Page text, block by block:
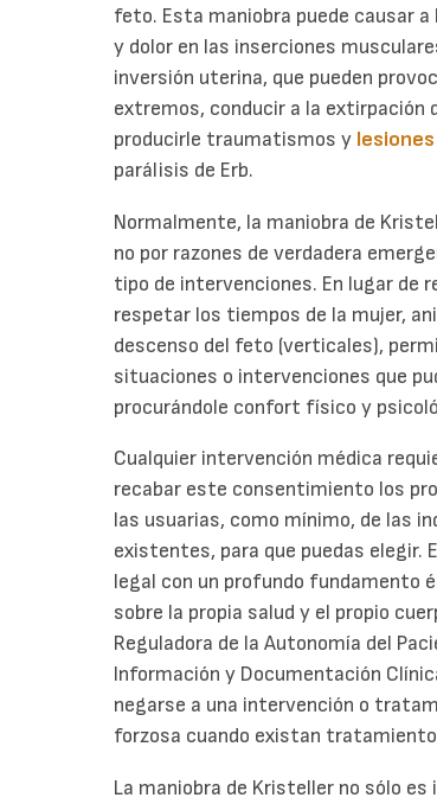
feto. Esta maniobra puede causar
y dolor en las inserciones
inversión uterina, que pueden
extremos, conducir a la extirpación
producirle traumatismos y
parálisis de Erb.
Normalmente, la maniobra de
no por razones de verdadera
tipo de intervenciones. En lugar de
respetar los tiempos de la mujer,
descenso del feto (verticales),
situaciones o intervenciones que
procurándole confort físico y
Cualquier intervención médica
recabar este consentimiento los
las usuarias, como mínimo, de las
existentes, para que puedas
legal con un profundo fundamento
sobre la propia salud y el propio
Reguladora de la Autonomía del
Información y Documentación
negarse a una intervención o
forzosa cuando existan
La maniobra de Kristeller no sólo